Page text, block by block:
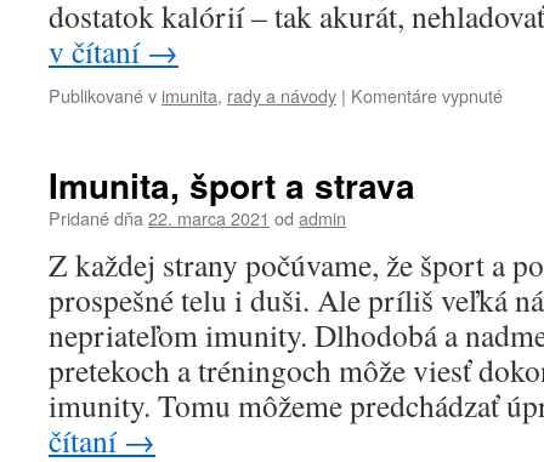
dostatok kalórií – tak akurát,
v čítaní →
Publikované v imunita, rady a návody | Komentáre vypnuténa
Imunita, šport a strava
Pridané dňa 22. marca 2021 od admin
Z každej strany počúvame, že šport a
prospešné telu i duši. Ale príliš veľká
nepriateľom imunity. Dlhodobá a
pretekoch a tréningoch môže viesť
imunity. Tomu môžeme predchádzať
čítaní →